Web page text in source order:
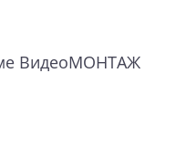
ВидеоМОНТАЖ